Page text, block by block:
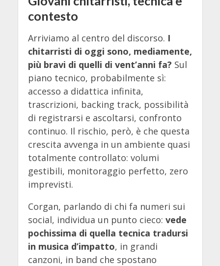
contesto
Arriviamo al centro del discorso. I
chitarristi di oggi sono, mediamente,
più bravi di quelli di vent’anni fa? Sul
piano tecnico, probabilmente sì:
accesso a didattica infinita,
trascrizioni, backing track, possibilità
di registrarsi e ascoltarsi, confronto
continuo. Il rischio, però, è che questa
crescita avvenga in un ambiente quasi
totalmente controllato: volumi
gestibili, monitoraggio perfetto, zero
imprevisti.
Corgan, parlando di chi fa numeri sui
social, individua un punto cieco: vede
pochissima di quella tecnica tradursi
in musica d’impatto, in grandi
canzoni, in band che spostano